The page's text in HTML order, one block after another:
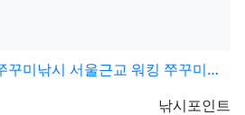
낚시 서울근교 워킹 쭈꾸미낚시 포인트 및 …
등록자
낚시포인트